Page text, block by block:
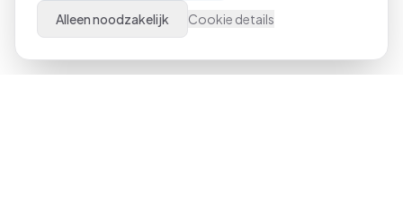
Alleen noodzakelijk Cookie details